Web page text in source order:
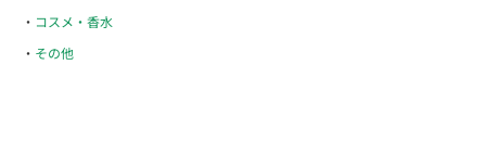
コスメ・香水
その他